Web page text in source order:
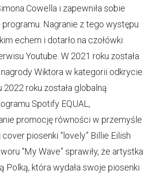
Cowella i zapewniła sobie
Nagranie z tego występu
echem i dotarło na czołówki
Youtube. W 2021 roku została
Wiktora w kategorii odkrycie
roku została globalną
Spotify EQUAL,
promocję równości w przemyśle
piosenki “lovely” Billie Eilish
“My Wave” sprawiły, że artystka
Polką, która wydała swoje piosenki